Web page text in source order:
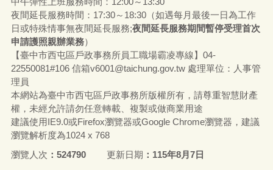
夜間延長服務時間：17:30～18:30（如遇每月最後一日為工作
日或特殊情事無夜間延長服務;夜間延長服務期間暫停受理首次
申請護照親辦業務）
【臺中市西屯區戶政事務所員工職場霸凌專線】04-
22550081#106 信箱v6001@taichung.gov.tw 處理單位：人事管
理員
本網站為臺中市西屯區戶政事務所版權所有，請尊重智慧財產
權，未經允許請勿任意轉載、複製或做商業用途
建議使用IE9.0或Firefox瀏覽器或Google Chrome瀏覽器，建議
瀏覽解析度為1024 x 768
瀏覽人次
524790 更新日期 115年8月7日